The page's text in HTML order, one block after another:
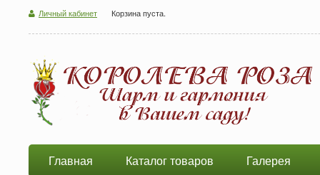
Личный кабинет Корзина пуста.
Главная Каталог товаров Галерея